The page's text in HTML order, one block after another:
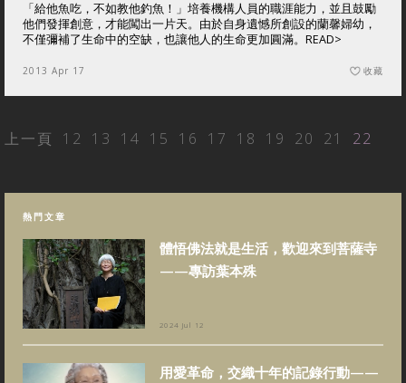
「給他魚吃，不如教他釣魚！」培養機構人員的職涯能力，並且鼓勵
他們發揮創意，才能闖出一片天。由於自身遺憾所創設的蘭馨婦幼，
不僅彌補了生命中的空缺，也讓他人的生命更加圓滿。 READ>
2013 Apr 17 收藏
上一頁 12 13 14 15 16 17 18 19 20 21 22
熱門文章
體悟佛法就是生活，歡迎來到菩薩寺
——專訪葉本殊
2024 Jul 12
用愛革命，交織十年的記錄行動——